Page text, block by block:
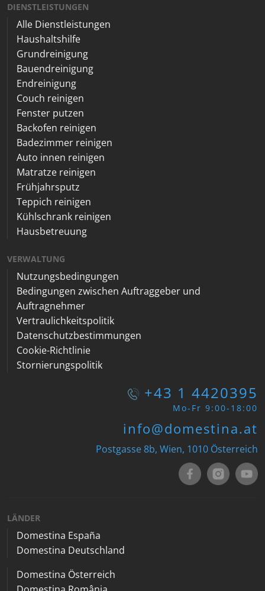
DIENSTLEISTUNGEN
Alle Dienstleistungen
Haushaltshilfe
Grundreinigung
Bauendreinigung
Endreinigung
Couch reinigen
Fenster putzen
Backofen reinigen
Badezimmer reinigen
Auto innen reinigen
Matratze reinigen
Frühjahrsputz
Teppich reinigen
Kühlschrank reinigen
Hausbetreuung
VERWALTUNG
Nutzungsbedingungen
Bedingungen zwischen Auftraggeber und
Auftragnehmer
Vertraulichkeitspolitik
Datenschutzbestimmungen
Cookie-Richtlinie
Stornierungspolitik
+43 1 4420395
Mo-Fr 9:00-18:00
info@domestina.at
Postgasse 8b, Wien, 1010 Österreich
LÄNDER
Domestina España
Domestina Deutschland
Domestina Österreich